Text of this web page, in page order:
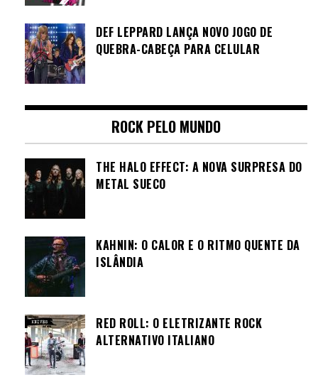
DEF LEPPARD LANÇA NOVO JOGO DE
QUEBRA-CABEÇA PARA CELULAR
ROCK PELO MUNDO
THE HALO EFFECT: A NOVA SURPRESA DO
METAL SUECO
KAHNIN: O CALOR E O RITMO QUENTE DA
ISLÂNDIA
RED ROLL: O ELETRIZANTE ROCK
ALTERNATIVO ITALIANO